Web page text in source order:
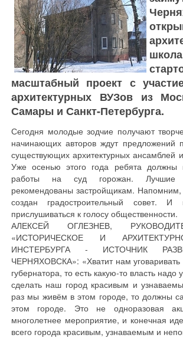
масштабный проект с
архитектурных ВУЗов из
Самары и Санкт-Петербурга.
Сегодня молодые зодчие получают
начинающих авторов ждут предложений
существующих архитектурных ансамблей
Уже осенью этого года ребята должны
работы на суд горожан. Лучшие
рекомендованы застройщикам. Напомним,
создан градостроительный совет. И
прислушиваться к голосу общественности.
АЛЕКСЕЙ ОГЛЕЗНЕВ,
«ИСТОРИЧЕСКОЕ И
ИНСТЕРБУРГА - ИСТОЧНИК
ЧЕРНЯХОВСКА»: «Хватит нам уговаривать
губернатора, то есть какую-то власть надо
сделать наш город красивым и
раз мы живём в этом городе, то должны
этом городе. Это не одноразовая
многолетнее мероприятие, и конечная
всего города красивым, узнаваемым и